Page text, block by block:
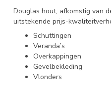
Douglas hout, afkomstig van
uitstekende prijs-
Schuttingen
Veranda’s
Overkappingen
Gevelbekleding
Vlonders